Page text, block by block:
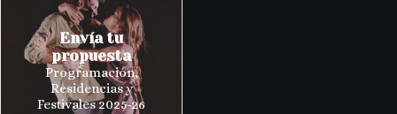
Envía tu
propuesta
Programación,
Residencias y
Festivales 2025-26